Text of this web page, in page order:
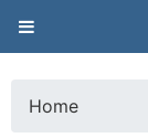
葳
格Home